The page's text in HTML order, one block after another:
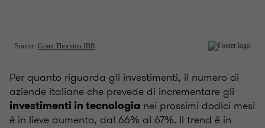
Per quanto riguarda gli investimenti, il numero di
aziende italiane che prevede di incrementare gli
investimenti in tecnologia nei prossimi dodici mesi
è in lieve aumento, dal 66% al 67%. Il trend è in